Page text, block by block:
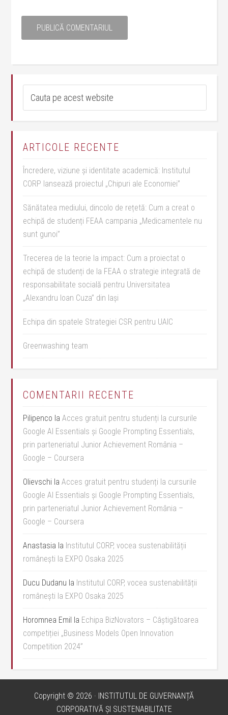
ARTICOLE RECENTE
Încredere, viziune și identitate academică: Institutul
CORP lansează proiectul „Chipuri ale Economiei”
Sănătatea mediului, dincolo de rețetă: Cum a creat o
echipă de studenți FEAA campania „Medicamentele nu
sunt gunoi”
Trecerea de la teorie la impact: Cum a proiectat o
echipă de studenți de la FEAA o strategie integrată de
responsabilitate socială pentru Universitatea
„Alexandru Ioan Cuza” din Iași
Echipa din spatele Strategiei CSR pentru UAIC
Greenwashing team
COMENTARII RECENTE
Pilipenco laAcces gratuit pentru studenți la cursurile
Google AI Essentials și Google Prompting Essentials,
prin parteneriatul Junior Achievement România –
Google – Coursera
Olievschi laAcces gratuit pentru studenți la cursurile
Google AI Essentials și Google Prompting Essentials,
prin parteneriatul Junior Achievement România –
Google – Coursera
Anastasia la Institutul CORP, vocea sustenabilității
românești la EXPO Osaka 2025
Ducu Dudanu la Institutul CORP, vocea sustenabilității
românești la EXPO Osaka 2025
Horomnea Emil la Echipa BizNovators – Câștigătoarea
competiției „Business Models Open Innovation
Competition 2024”
Copyright © 2026 · INSTITUTUL DE GUVERNANȚĂ
CORPORATIVĂ ȘI SUSTENABILITATE